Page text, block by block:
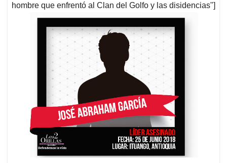
hombre que enfrentó al Clan del Golfo y las disidencias"]